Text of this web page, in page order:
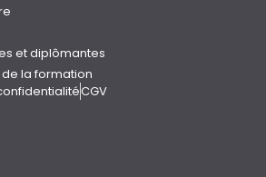
et diplômantes
la formation
CGV